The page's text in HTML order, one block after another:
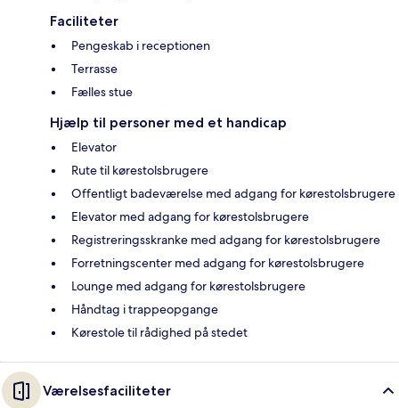
Faciliteter
Pengeskab i receptionen
Terrasse
Fælles stue
Hjælp til personer med et handicap
Elevator
Rute til kørestolsbrugere
Offentligt badeværelse med adgang for kørestolsbrugere
Elevator med adgang for kørestolsbrugere
Registreringsskranke med adgang for kørestolsbrugere
Forretningscenter med adgang for kørestolsbrugere
Lounge med adgang for kørestolsbrugere
Håndtag i trappeopgange
Kørestole til rådighed på stedet
Værelsesfaciliteter